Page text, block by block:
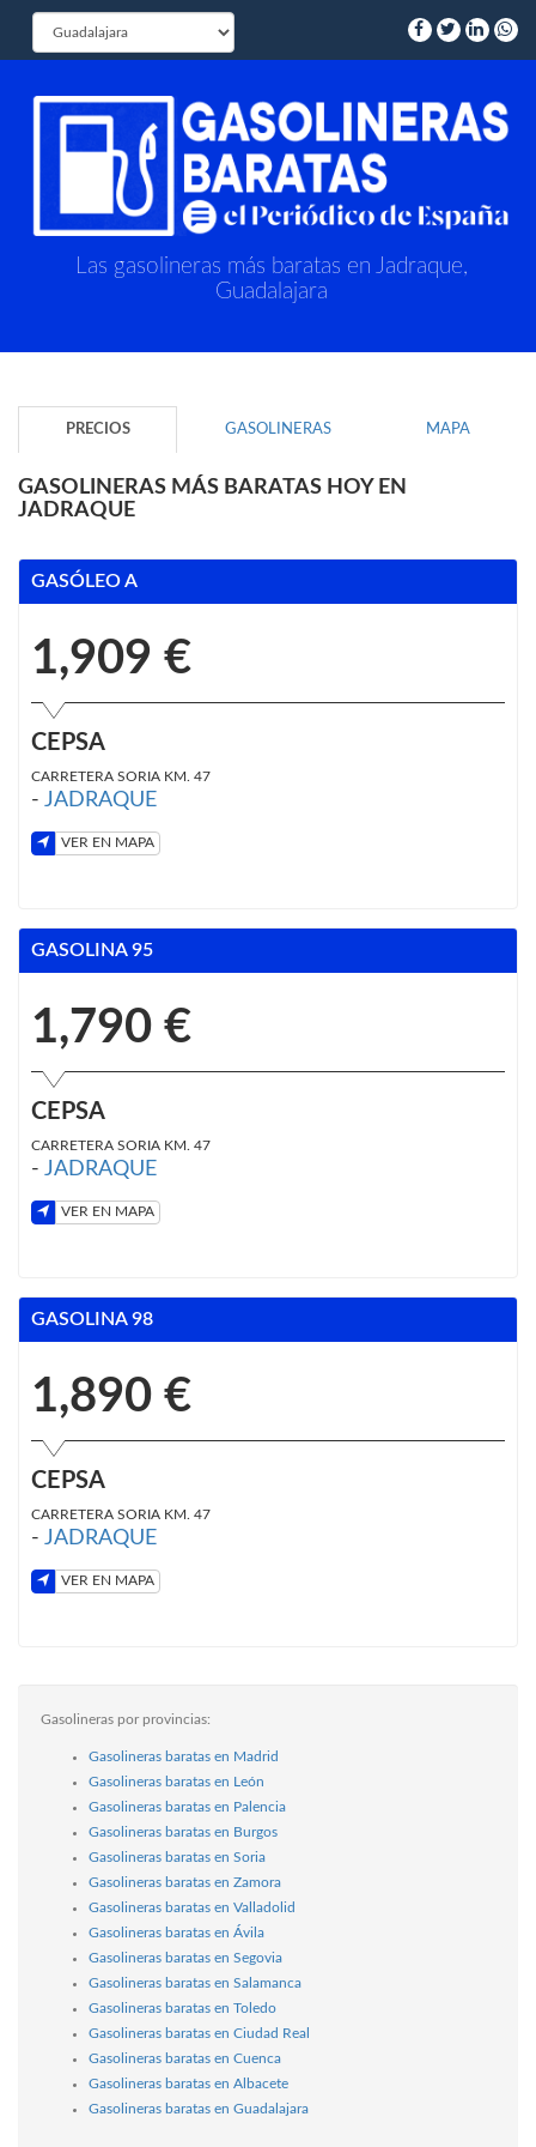
Las gasolineras más baratas en Jadraque,
Guadalajara
PRECIOS GASOLINERAS MAPA
GASOLINERAS MÁS BARATAS HOY EN
JADRAQUE
GASÓLEO A
1,909 €
CEPSA
CARRETERA SORIA KM. 47
- JADRAQUE
VER EN MAPA
GASOLINA 95
1,790 €
CEPSA
CARRETERA SORIA KM. 47
- JADRAQUE
VER EN MAPA
GASOLINA 98
1,890 €
CEPSA
CARRETERA SORIA KM. 47
- JADRAQUE
VER EN MAPA
Gasolineras por provincias:
Gasolineras baratas en Madrid
Gasolineras baratas en León
Gasolineras baratas en Palencia
Gasolineras baratas en Burgos
Gasolineras baratas en Soria
Gasolineras baratas en Zamora
Gasolineras baratas en Valladolid
Gasolineras baratas en Ávila
Gasolineras baratas en Segovia
Gasolineras baratas en Salamanca
Gasolineras baratas en Toledo
Gasolineras baratas en Ciudad Real
Gasolineras baratas en Cuenca
Gasolineras baratas en Albacete
Gasolineras baratas en Guadalajara